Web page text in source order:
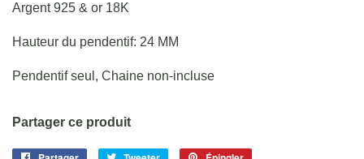
Argent 925 & or 18K
Hauteur du pendentif: 24 MM
Pendentif seul, Chaine non-incluse
Partager ce produit